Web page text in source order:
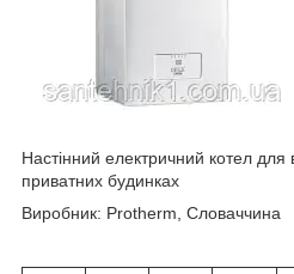
Настінний електричний котел для
приватних будинках
Виробник: Protherm, Словаччина